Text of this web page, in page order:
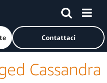
home page di Amazon Web
Contattaci
Cassandra